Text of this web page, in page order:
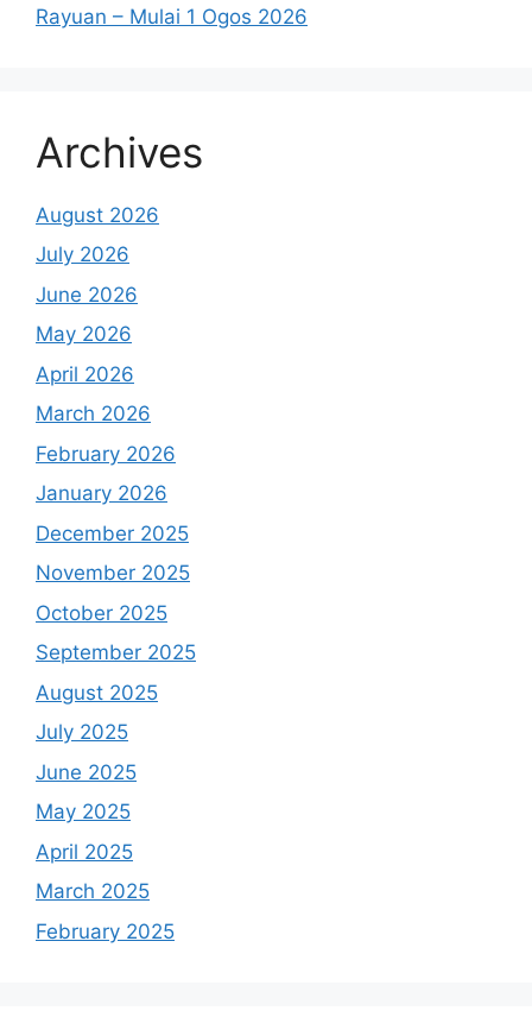
Rayuan – Mulai 1 Ogos 2026
Archives
August 2026
July 2026
June 2026
May 2026
April 2026
March 2026
February 2026
January 2026
December 2025
November 2025
October 2025
September 2025
August 2025
July 2025
June 2025
May 2025
April 2025
March 2025
February 2025